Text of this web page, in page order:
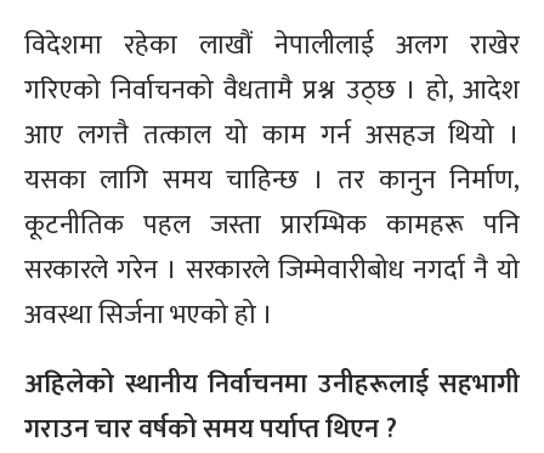
विदेशमा रहेका लाखौं नेपालीलाई अलग राखेर
गरिएको निर्वाचनको वैधतामै प्रश्न उठ्छ । हो, आदेश
आए लगत्तै तत्काल यो काम गर्न असहज थियो ।
यसका लागि समय चाहिन्छ । तर कानुन निर्माण,
कूटनीतिक पहल जस्ता प्रारम्भिक कामहरू पनि
सरकारले गरेन । सरकारले जिम्मेवारीबोध नगर्दा नै यो
अवस्था सिर्जना भएको हो ।
अहिलेको स्थानीय निर्वाचनमा उनीहरूलाई सहभागी
गराउन चार वर्षको समय पर्याप्त थिएन ?